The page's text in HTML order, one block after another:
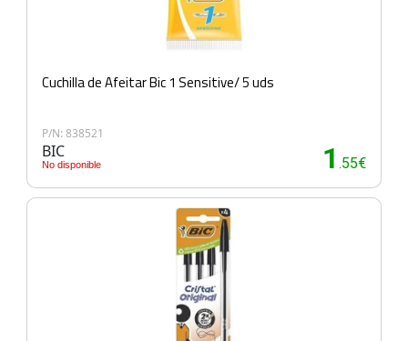
Cuchilla de Afeitar Bic 1 Sensitive/ 5 uds
P/N: 838521
BIC
No disponible 1 .55€